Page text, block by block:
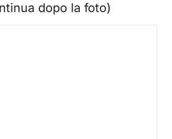
dopo la foto)